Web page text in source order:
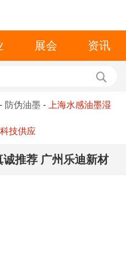
展会 资讯
- 防伪油墨 - 上海水感油墨湿
技供应
诚推荐 广州乐迪新材